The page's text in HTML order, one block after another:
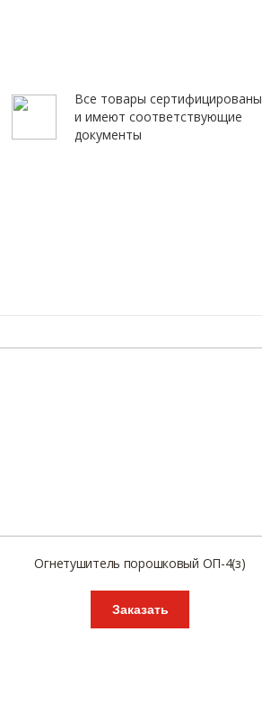
Все товары сертифицированы
и имеют соответствующие
документы
Огнетушитель порошковый ОП-4(з)
Заказать